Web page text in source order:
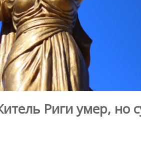
Риги умер, но